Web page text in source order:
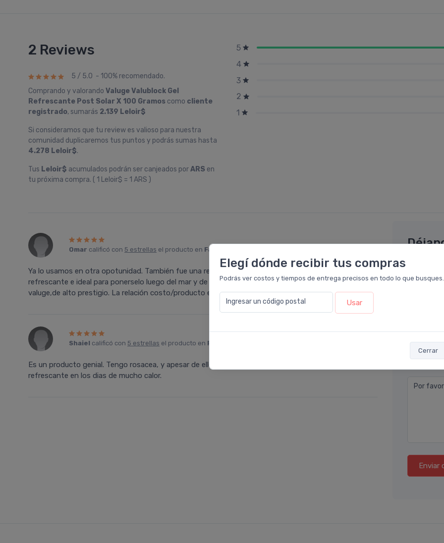
Elegí dónde recibir tus compras
Podrás ver costos y tiempos de entrega precisos en todo lo que busques.
Ingresar un código postal Usar
Cerrar
2 Reviews
5 / 5.0 - 100% recomendado.
Comprando y valorando Valuge Valublock Gel
Refrescante Post Solar X 100 Gramos como cliente
registrado, sumarás 2.139 Leloir$
Si consideramos que tu review es valioso para nuestra
comunidad duplicaremos tus puntos y podrás sumas hasta
4.278 Leloir$.
Tus Leloir$ acumulados podrán ser canjeados porARS en
tu próxima compra. ( 1 Leloir$ = 1 ARS )
5
4
3
2
1
Omar calificó con 5 estrellas el producto en Farmacia Leloir
Ya lo usamos en otra opotunidad. También fue una recomendción de nuestra dermatóloga. Es muy
refrescante e ideal para ponerselo luego del mar y de la ducha. Es otro producto del laboratorio
valuge,de alto prestigio. La relación costo/producto es excelente.
Shaiel calificó con 5 estrellas el producto en Farmacia Leloir
Es un producto genial. Tengo rosacea, y apesar de ello, me deja la piel super hidratada. Se siente muy
refrescante en los dias de mucho calor.
Nombre
Email*
Por
Enviar